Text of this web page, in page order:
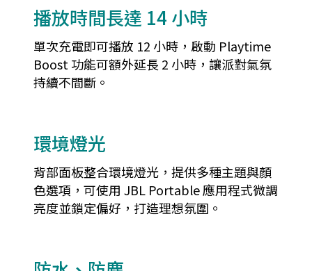
播放時間長達 14 小時
單次充電即可播放 12 小時，啟動 Playtime
Boost 功能可額外延長 2 小時，讓派對氣氛
持續不間斷。
環境燈光
背部面板整合環境燈光，提供多種主題與顏
色選項，可使用 JBL Portable 應用程式微調
亮度並鎖定偏好，打造理想氛圍。